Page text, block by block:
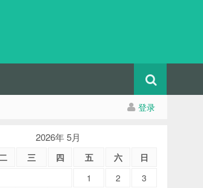
登录
2026年 5月
三 四 五 六
日
1
2
3